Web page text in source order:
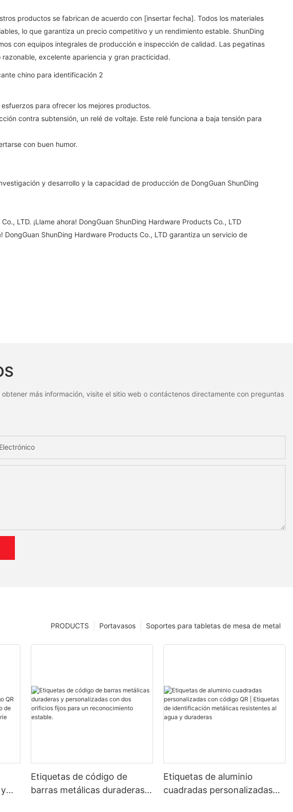
productos se fabrican de acuerdo con [insertar fecha]. Todos los materiales
lo que garantiza un precio competitivo y un rendimiento estable. ShunDing
con equipos integrales de producción e inspección de calidad. Las pegatinas
excelente apariencia y gran practicidad.
para ofrecer los mejores productos.
contra subtensión, un relé de voltaje. Este relé funciona a baja tensión para
con buen humor.
y desarrollo y la capacidad de producción de DongGuan ShunDing
LTD. ¡Llame ahora! DongGuan ShunDing Hardware Products Co., LTD
ShunDing Hardware Products Co., LTD garantiza un servicio de
más información, visite el sitio web o contáctenos directamente con preguntas
Soportes para tabletas de mesa de metal
Portavasos
PRODUCTS
Etiquetas de código de
barras metálicas duraderas y
Etiquetas de aluminio
cuadradas personalizadas